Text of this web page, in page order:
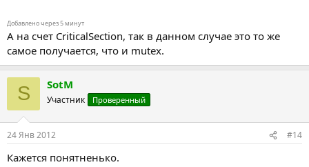
Добавлено через 5 минут
А на счет CriticalSection, так в данном случае это то же
самое получается, что и mutex.
S SotM
Участник Проверенный
24 Янв 2012 #14
Кажется понятненько.